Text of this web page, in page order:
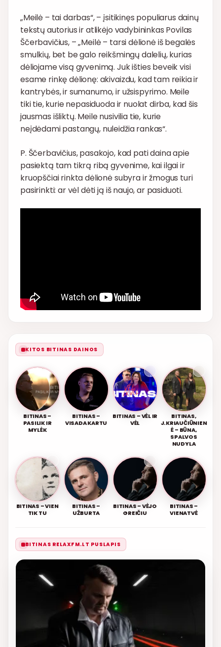
„Meilė – tai darbas“, – įsitikinęs populiarus dainų
tekstų autorius ir atlikėjo vadybininkas Povilas
Ščerbavičius, – „Meilė – tarsi dėlionė iš begalės
smulkių, bet be galo reikšmingų dalelių, kurias
dėliojame visą gyvenimą. Juk išties beveik visi
esame rinkę dėlionę: akivaizdu, kad tam reikia ir
kantrybės, ir sumanumo, ir užsispyrimo. Meile
tiki tie, kurie nepasiduoda ir nuolat dirba, kad šis
jausmas išliktų. Meile nusivilia tie, kurie
neįdėdami pastangų, nuleidžia rankas“.
P. Ščerbavičius, pasakojo, kad pati daina apie
pasiektą tam tikrą ribą gyvenime, kai ilgai ir
kruopščiai rinkta dėlionė subyra ir žmogus turi
pasirinkti: ar vėl dėti ją iš naujo, ar pasiduoti.
KITOS BITINAS DAINOS
BITINAS –
PASILIK IR
MYLĖK
BITINAS –
VISADA KARTU
BITINAS – VĖL IR
VĖL
BITINAS,
J.KRIAUČIŪNIEN
Ė – BŪNA,
SPALVOS
NUDYLA
BITINAS – VIEN
TIK TU
BITINAS –
UŽBURTA
BITINAS – VĖJO
GREIČIU
BITINAS –
VIENATVĖ
BITINAS RELAXFM.LT PUSLAPIS